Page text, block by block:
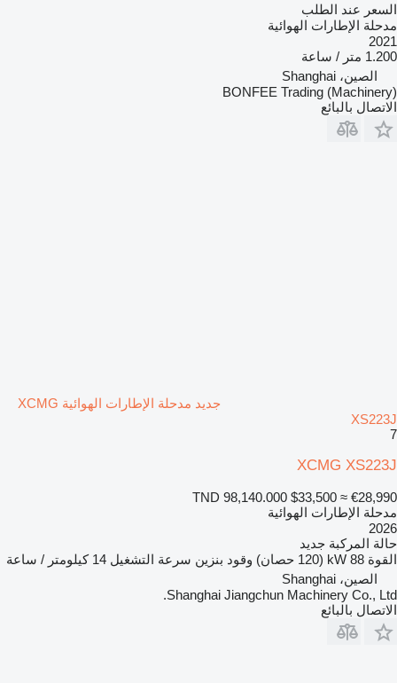
السعر عند الطلب
مدحلة الإطارات الهوائية
2021
1.200 متر / ساعة
الصين، Shanghai
BONFEE Trading (Machinery)
الاتصال بالبائع
جديد مدحلة الإطارات الهوائية XCMG
XS223J
7
XCMG XS223J
TND 98,140.000 $33,500 ≈ €28,990
مدحلة الإطارات الهوائية
2026
حالة المركبة جديد
القوة 88 kW (120 حصان) وقود بنزين سرعة التشغيل 14 كيلومتر / ساعة
الصين، Shanghai
Shanghai Jiangchun Machinery Co., Ltd.
الاتصال بالبائع